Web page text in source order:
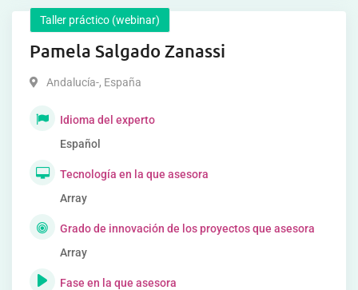
Taller práctico (webinar)
Pamela Salgado Zanassi
Andalucía-, España
Idioma del experto
Español
Tecnología en la que asesora
Array
Grado de innovación de los proyectos que asesora
Array
Fase en la que asesora